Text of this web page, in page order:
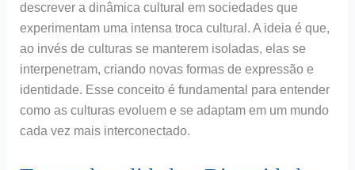
descrever a dinâmica cultural em sociedades que
experimentam uma intensa troca cultural. A ideia é que,
ao invés de culturas se manterem isoladas, elas se
interpenetram, criando novas formas de expressão e
identidade. Esse conceito é fundamental para entender
como as culturas evoluem e se adaptam em um mundo
cada vez mais interconectado.